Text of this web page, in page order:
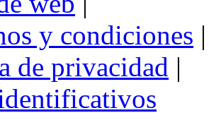
y condiciones |
de privacidad |